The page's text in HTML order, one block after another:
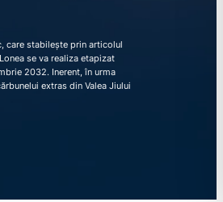
care stabilește prin articolul
se va realiza etapizat
2032. Inerent, în urma
extras din Valea Jiului